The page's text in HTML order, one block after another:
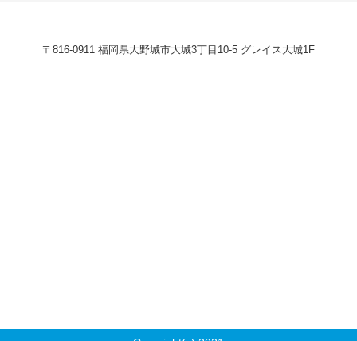
〒816-0911 福岡県大野城市大城3丁目10-5 グレイス大城1F